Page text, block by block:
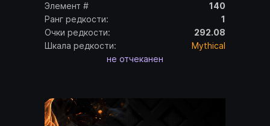
Элемент #
140
Ранг редкости:
1
Очки редкости:
292.08
Шкала редкости:
Mythical
не отчеканен